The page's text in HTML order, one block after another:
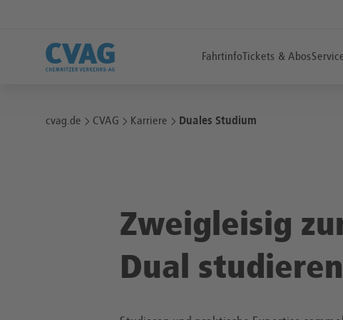
FahrtinfoTickets & Abos
cvag.de CVAG Karriere Duales Studium
Zweigleisig
Dual